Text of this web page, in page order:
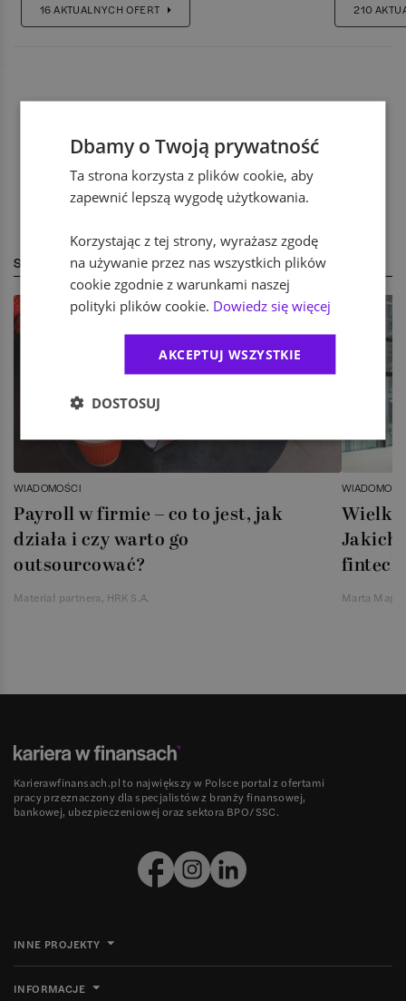
16AKTUALNYCH OFERT 210
STREFA EKSPERTA
WIADOMOŚCI
Payroll w firmie – co to jest, jak
działa i czy warto go
outsourcować?
Materiał partnera, HRK S.A.
Jakich
Marta
Karierawfinansach.pl to największy w Polsce portal z ofertami
pracy przeznaczony dla specjalistów z branży finansowej,
bankowej, ubezpieczeniowej oraz sektora BPO/SSC.
INNE PROJEKTY
INFORMACJE
Dbamy o Twoją prywatność
Ta strona korzysta z plików cookie, aby
zapewnić lepszą wygodę użytkowania.
Korzystając z tej strony, wyrażasz zgodę
na używanie przez nas wszystkich plików
cookie zgodnie z warunkami naszej
polityki plików cookie. Dowiedz się więcej
AKCEPTUJ WSZYSTKIE
DOSTOSUJ